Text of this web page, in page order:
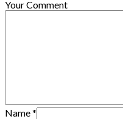
Your Comment
Name*